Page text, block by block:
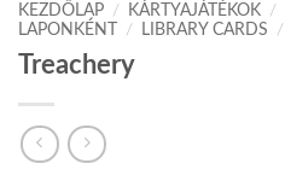
KEZDŐLAP / KÁRTYAJÁTÉKOK /
LAPONKÉNT
/ LIBRARY CARDS /
Treachery